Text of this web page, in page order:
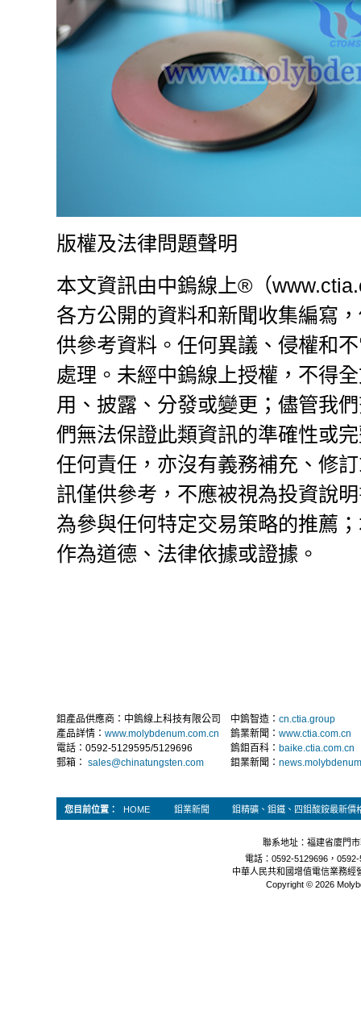
版權及法律問題聲明
本文資訊由中鎢線上®（
各方公開的資料和新聞收集編寫
供參考資料。任何異議、侵權和
處理。未經中鎢線上授權，不得
用、披露、分發或變更；儘管我
們無法保證此類資訊的準確性或
任何責任，亦沒有義務補充、修
訊僅供參考，不應被視為投資說
為參與任何特定交易策略的推薦
作為道德、法律依據或證據。
鉬產品供應商：中鎢線上科技有限公司 中鎢智造： cn.ctia.group
產品詳情： www.molybdenum.com.cn 鎢業新聞： www.ctia.com.cn
電話：0592-5129595/5129696
鎢鉬百科： baike.ctia.com.cn
郵箱： sales@chinatungsten.com 鉬業新聞：
您目前位置： HOME 鉬業新聞 鉬精礦、鉬鐵、四鉬酸銨最新價
聯系地址：福建省廈門
電話：0592-5129696，
中華人民共和國增值電信業務經
Copyright © 2026